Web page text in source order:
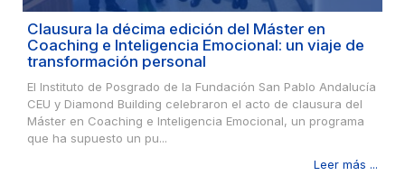
Clausura la décima edición del Máster en
Coaching e Inteligencia Emocional: un viaje de
transformación personal
El Instituto de Posgrado de la Fundación San Pablo Andalucía
CEU y Diamond Building celebraron el acto de clausura del
Máster en Coaching e Inteligencia Emocional, un programa
que ha supuesto un pu...
Leer más ...